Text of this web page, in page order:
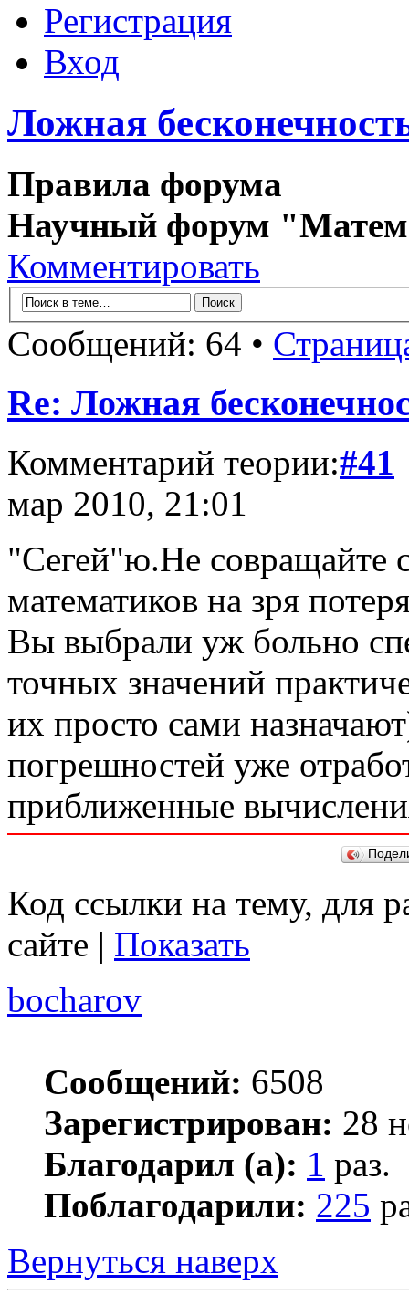
Регистрация
Вход
Ложная
Правила форума
Научный форум
Комментировать
Сообщений: 64 •
Re: Ложная
Комментарий теории:#41
мар 2010, 21:01
"Сегей"ю.Не совращайте
математиков на зря
Вы выбрали уж больно
точных значений
их просто сами
погрешностей уже
приближенные
Код ссылки на тему, для
сайте | Показать
bocharov
Сообщений: 6508
Зарегистрирован: 28
Благодарил (а): 1 раз.
Поблагодарили: 225
Вернуться наверх